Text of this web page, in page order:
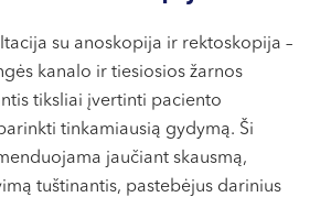
su anoskopija ir rektoskopija –
kanalo ir tiesiosios žarnos
tiksliai įvertinti paciento
tinkamiausią gydymą. Ši
jaučiant skausmą,
tuštinantis, pastebėjus darinius